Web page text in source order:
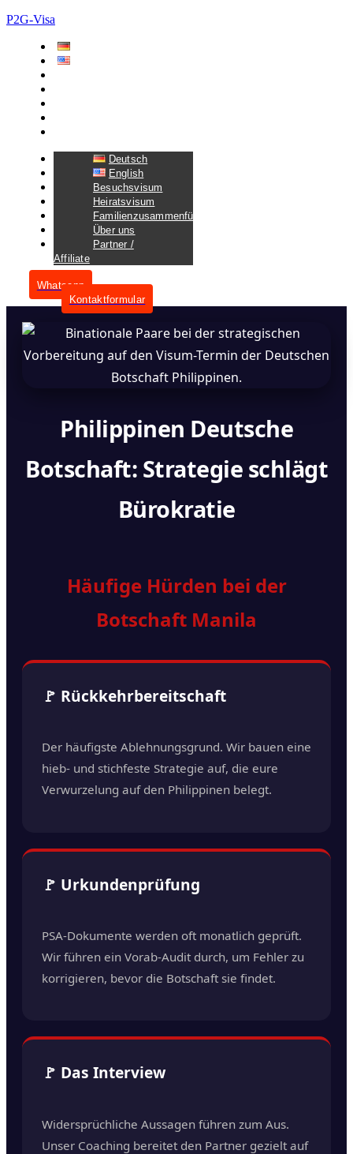
P2G-Visa
Deutsch
English
Besuchsvisum
Heiratsvisum
Familienzusammenführungsvisum
Über uns
Partner /
Affiliate
Whatsapp
Kontaktformular
Philippinen Deutsche
Botschaft: Strategie schlägt
Bürokratie
Häufige Hürden bei der
Botschaft Manila
🚩 Rückkehrbereitschaft
Der häufigste Ablehnungsgrund. Wir bauen eine
hieb- und stichfeste Strategie auf, die eure
Verwurzelung auf den Philippinen belegt.
🚩 Urkundenprüfung
PSA-Dokumente werden oft monatlich geprüft.
Wir führen ein Vorab-Audit durch, um Fehler zu
korrigieren, bevor die Botschaft sie findet.
🚩 Das Interview
Widersprüchliche Aussagen führen zum Aus.
Unser Coaching bereitet den Partner gezielt auf